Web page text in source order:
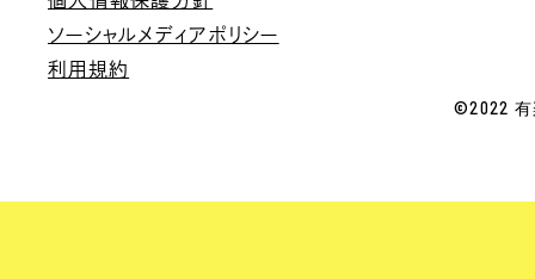
ソーシャルメディアポリシー
利用規約
©2022 有